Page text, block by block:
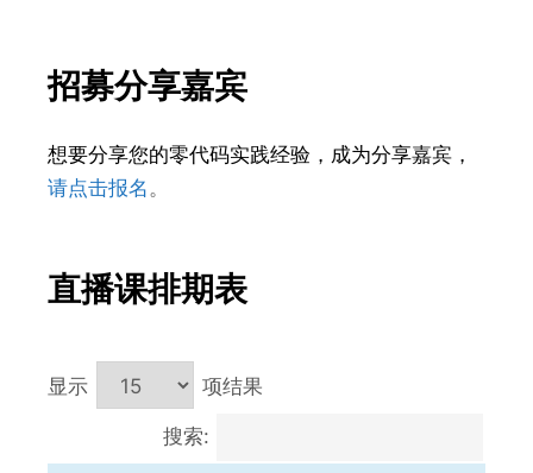
招募分享嘉宾
想要分享您的零代码实践经验，成为分享嘉宾，
请点击报名。
直播课排期表
显示 项结果
搜索: